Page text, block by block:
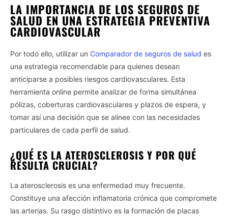
LA IMPORTANCIA DE LOS SEGUROS DE
SALUD EN UNA ESTRATEGIA PREVENTIVA
CARDIOVASCULAR
Por todo ello, utilizar un Comparador de seguros de salud es
una estrategia recomendable para quienes desean
anticiparse a posibles riesgos cardiovasculares. Esta
herramienta online permite analizar de forma simultánea
pólizas, coberturas cardiovasculares y plazos de espera, y
tomar así una decisión que se alinee con las necesidades
particulares de cada perfil de salud.
¿QUÉ ES LA ATEROSCLEROSIS Y POR QUÉ
RESULTA CRUCIAL?
La aterosclerosis es una enfermedad muy frecuente.
Constituye una afección inflamatoria crónica que compromete
las arterias. Su rasgo distintivo es la formación de placas